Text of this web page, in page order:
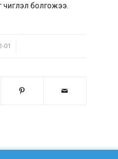
чиглэл болгожээ.
01